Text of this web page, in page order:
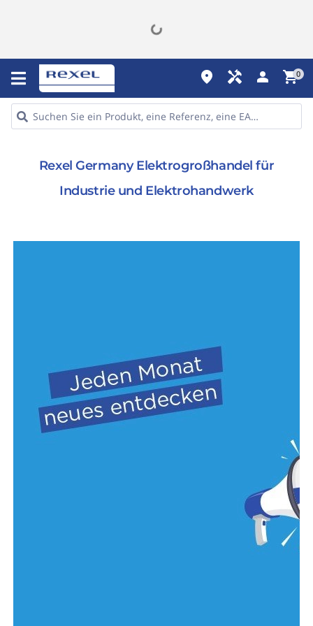
place handyman person shopping_cart0
Rexel Germany Elektrogroßhandel für
Industrie und Elektrohandwerk